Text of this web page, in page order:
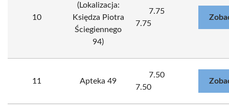
10
(Lokalizacja:
Księdza Piotra
Ściegiennego
94)
7.75
7.75
11 Apteka 49
7.50
7.50